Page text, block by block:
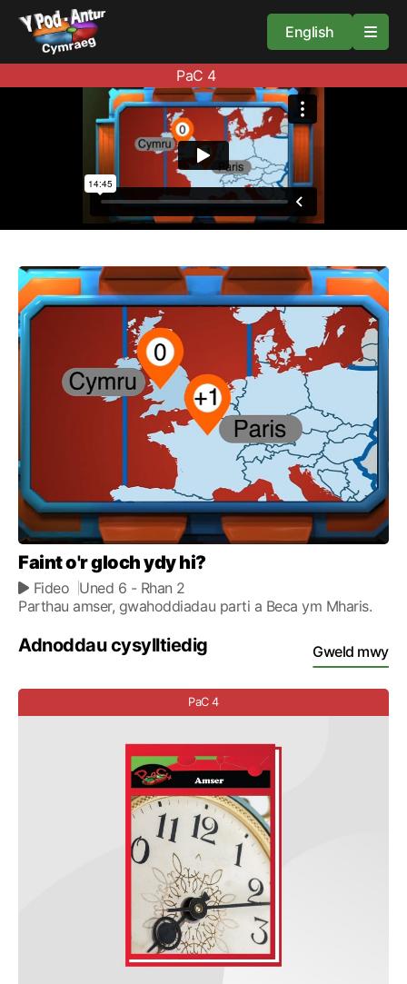
Cartref
Adnoddau
Amdan
Arweiniad
English
PaC 4
Faint o'r gloch ydy hi?
Fideo Uned 6 - Rhan 2
Parthau amser, gwahoddiadau parti a Beca ym Mharis.
Adnoddau cysylltiedig Gweld mwy
PaC 4